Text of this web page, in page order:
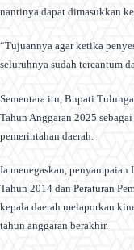
nantinya dapat dimasukkan
“Tujuannya agar ketika
seluruhnya sudah tercantum
Sementara itu, Bupati
Tahun Anggaran 2025
pemerintahan daerah.
Ia menegaskan,
Tahun 2014 dan Peraturan
kepala daerah melaporkan
tahun anggaran berakhir.